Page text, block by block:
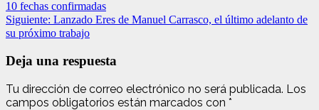
10 fechas confirmadas
Siguiente: Lanzado Eres de Manuel Carrasco, el último adelanto de
su próximo trabajo
Deja una respuesta
Tu dirección de correo electrónico no será publicada. Los
campos obligatorios están marcados con *